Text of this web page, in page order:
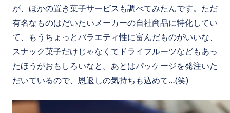
が、ほかの置き菓子サービスも調べてみたんです。ただ
有名なものはだいたいメーカーの自社商品に特化してい
て、もうちょっとバラエティ性に富んだものがいいな、
スナック菓子だけじゃなくてドライフルーツなどもあっ
たほうがおもしろいなと。あとはパッケージを発注いた
だいているので、恩返しの気持ちも込めて…(笑)